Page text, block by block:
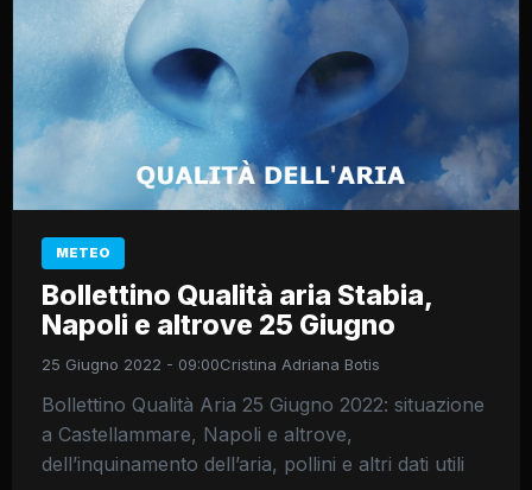
METEO
Bollettino Qualità aria Stabia,
Napoli e altrove 25 Giugno
25 Giugno 2022 - 09:00Cristina Adriana Botis
Bollettino Qualità Aria 25 Giugno 2022: situazione
a Castellammare, Napoli e altrove,
dell’inquinamento dell’aria, pollini e altri dati utili